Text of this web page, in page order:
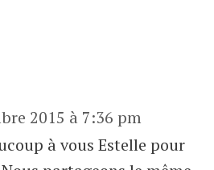
2015 à 7:36 pm
à vous Estelle pour